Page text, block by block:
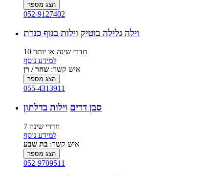
הצג מספר
052-9127402
וילה גלילה בוטיק וילות בנוף כנרת
10 חדרי שינה או יותר
למידע נוסף
איש קשר: שחר / רן
הצג מספר
055-4313911
סבן דרים וילות בדלתון
7 חדרי שינה
למידע נוסף
איש קשר: בת שבע
הצג מספר
052-9709511